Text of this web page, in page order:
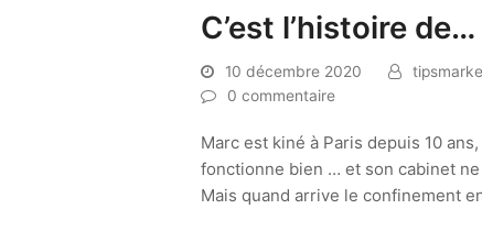
C’est l’histoire
10 décembre 2020
0 commentaire
Marc est kiné à Paris depuis 10
fonctionne bien … et son cabinet
Mais quand arrive le confinement